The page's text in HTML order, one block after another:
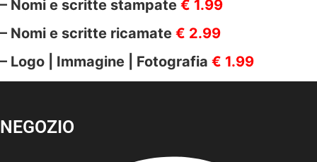
– Nomi e scritte stampate € 1.99
– Nomi e scritte ricamate € 2.99
– Logo | Immagine | Fotografia € 1.99
NEGOZIO